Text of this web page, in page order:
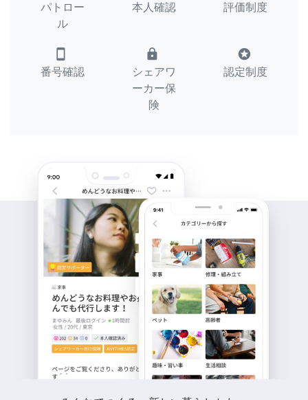
パトロー
ル
本人確認 評価制度
smartphone
番号確認
lock
シェアワ
ーカー保
険
stars
認定制度